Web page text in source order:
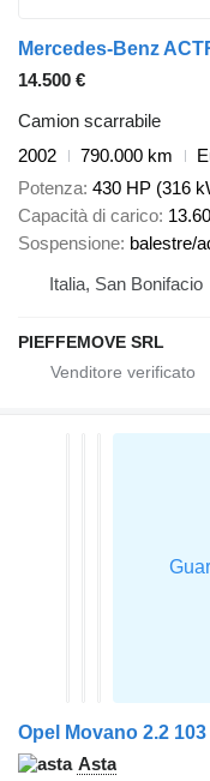
Mercedes-Benz
14.500 €
Camion scarrabile
2002
790.000 km
Potenza 430 HP (316
Capacità di carico
Sospensione balestre/
Italia, San Bonifacio
PIEFFEMOVE SRL
Opel Movano 2.2
Asta